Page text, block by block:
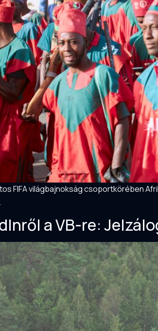
FIFA világbajnokság csoportkörében
a VB-re: